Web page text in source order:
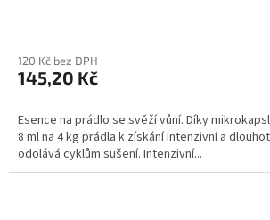
produktu
je
z
5
hvězdiček.
120 Kč bez DPH
145,20 Kč
Esence na prádlo se svěží vůní. Díky
8 ml na 4 kg prádla k získání intenzivní a
odolává cyklům sušení. Intenzivní...